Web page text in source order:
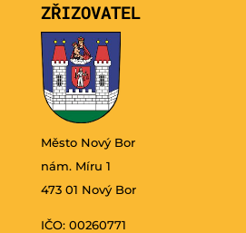
ZŘIZOVATEL
Město Nový Bor
nám. Míru 1
473 01 Nový Bor
IČO: 00260771